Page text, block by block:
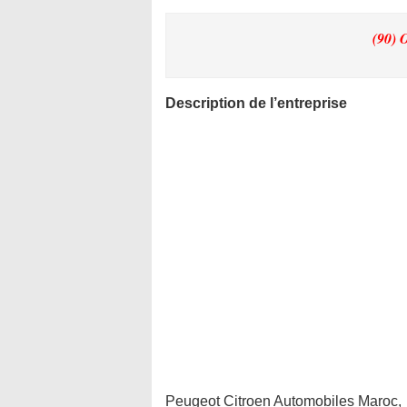
(90)
Description de l’entreprise
Peugeot Citroen Automobiles Maroc,